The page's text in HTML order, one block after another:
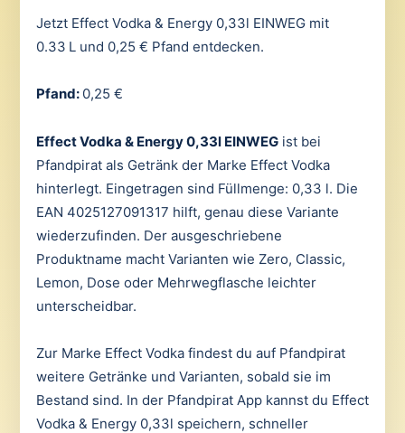
Jetzt Effect Vodka & Energy 0,33l EINWEG mit
0.33 L und 0,25 € Pfand entdecken.
Pfand: 0,25 €
Effect Vodka & Energy 0,33l EINWEGist bei
Pfandpirat als Getränk der Marke Effect Vodka
hinterlegt. Eingetragen sind Füllmenge: 0,33 l. Die
EAN 4025127091317 hilft, genau diese Variante
wiederzufinden. Der ausgeschriebene
Produktname macht Varianten wie Zero, Classic,
Lemon, Dose oder Mehrwegflasche leichter
unterscheidbar.
Zur Marke Effect Vodka findest du auf Pfandpirat
weitere Getränke und Varianten, sobald sie im
Bestand sind. In der Pfandpirat App kannst du Effect
Vodka & Energy 0,33l speichern, schneller